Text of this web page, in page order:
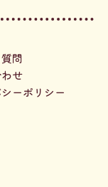
問
せ
ーポリシー